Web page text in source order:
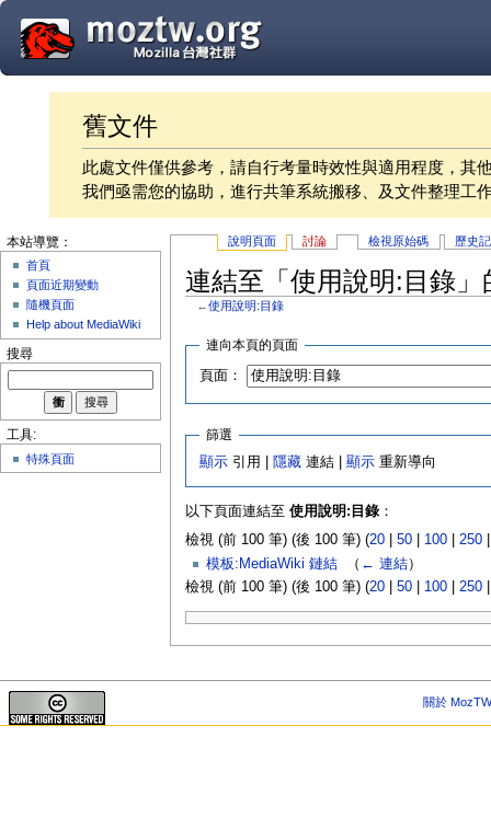
舊文件
此處文件僅供參考，請自行考量時效性與適用程度，其
我們亟需您的協助，進行共筆系統搬移、及文件整理工
說明頁面 討論 檢視原始碼 歷史
連結至「使用說明:目錄」
←使用說明:目錄
連向本頁的頁面
頁面：
篩選
顯示 引用 | 隱藏 連結 |顯示 重新導向
以下頁面連結至 使用說明:目錄：
檢視 (前 100 筆) (後 100 筆) (20| 50| 100| 250
模板:MediaWiki 鏈結‎ （ ← 連結）
檢視 (前 100 筆) (後 100 筆) (20| 50| 100| 250
本站導覽：
首頁
頁面近期變動
隨機頁面
Help about MediaWiki
搜尋
工具:
特殊頁面
關於